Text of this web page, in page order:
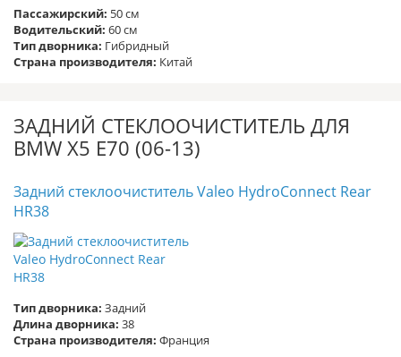
Пассажирский: 50 см
Водительский: 60 см
Тип дворника: Гибридный
Страна производителя: Китай
ЗАДНИЙ СТЕКЛООЧИСТИТЕЛЬ ДЛЯ
BMW X5 E70 (06-13)
Задний стеклоочиститель Valeo HydroConnect Rear
HR38
Тип дворника: Задний
Длина дворника: 38
Страна производителя: Франция